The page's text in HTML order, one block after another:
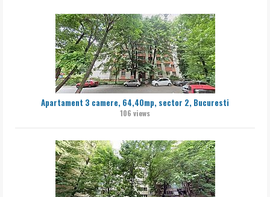
Apartament 3 camere, 64,40mp, sector 2, Bucuresti
106 views